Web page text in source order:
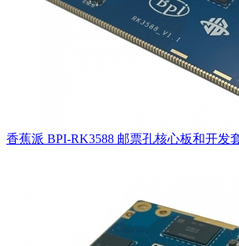
香蕉派 BPI-RK3588 邮票孔核心板和开发